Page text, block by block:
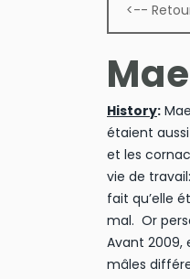
<--
History:
étaient
et les
vie de
fait qu’elle
mal. Or
Avant 2009,
mâles